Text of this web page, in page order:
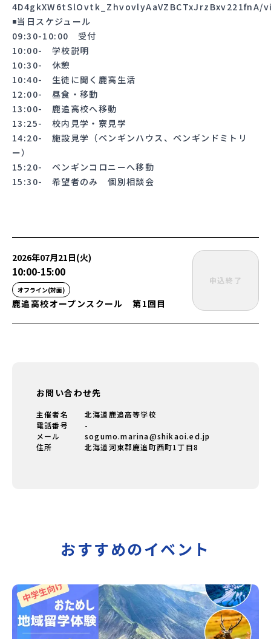
4D4gkXW6tSlOvtk_ZhvovlyAaVZBCTxJrzBxv221fnA/
◾️当日スケジュール
09:30-10:00 受付
10:00- 学校説明
10:30- 休憩
10:40- 生徒に聞く鹿高生活
12:00- 昼食・移動
13:00- 鹿追高校へ移動
13:25- 校内見学・寮見学
14:20- 施設見学（ペンギンハウス、ペンギンドミトリ
ー）
15:20- ペンギンコロニーへ移動
15:30- 希望者のみ 個別相談会
2026年07月21日(火)
10:00-15:00
オフライン(対面)
鹿追高校オープンスクール 第1回目
申込終了
お問い合わせ先
主催者名
北海道鹿追高等学校
電話番号
-
メール
sogumo.marina@shikaoi.ed.jp
住所
北海道河東郡鹿追町西町1丁目8
おすすめのイベント